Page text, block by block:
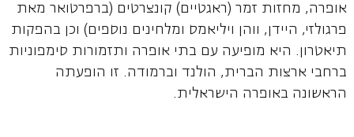
אופרה, מחזות זמר (ראגטיים) קונצרטים (ברפרטואר מאת
פרגולזי, היידן, ווהן ויליאמס ומלחינים נוספים) וכן בהפקות
תיאטרון. היא מופיעה עם בתי אופרה ותזמורות סימפוניות
ברחבי ארצות הברית, הולנד וברמודה. זו הופעתה
הראשונה באופרה הישראלית.